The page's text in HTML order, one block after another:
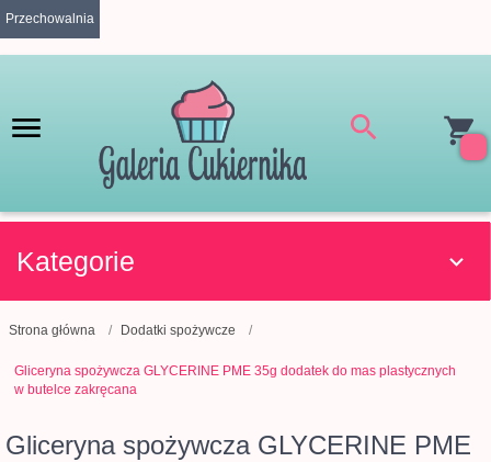
Przechowalnia
Kategorie
Strona główna Dodatki spożywcze
Gliceryna spożywcza GLYCERINE PME 35g dodatek do mas plastycznych
w butelce zakręcana
Gliceryna spożywcza GLYCERINE PME